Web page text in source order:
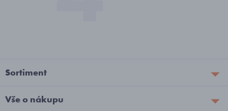
Sortiment
Vše o nákupu